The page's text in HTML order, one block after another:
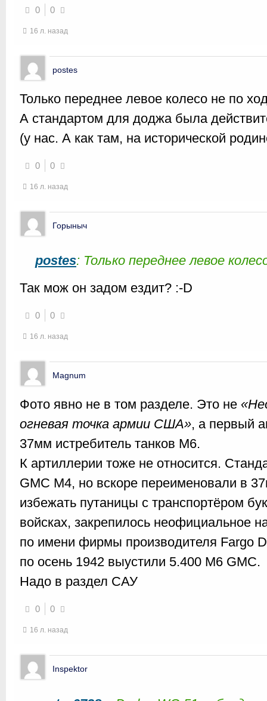
0 0
16 л. назад
postes
Только переднее левое колесо не по
А стандартом для доджа была
(у нас. А как там, на исторической
0 0
16 л. назад
Горыныч
postes: Только переднее левое
Так мож он задом ездит? :-D
0 0
16 л. назад
Magnum
Фото явно не в том разделе. Это не
огневая точка армии США», а первый
37мм истребитель танков М6.
К артиллерии тоже не относится.
GMC M4, но вскоре переименовали в
избежать путаницы с транспортёром
войсках, закрепилось неофициальное
по имени фирмы производителя Fargo
по осень 1942 выустили 5.400 M6 GMC.
Надо в раздел САУ
0 0
16 л. назад
Inspektor